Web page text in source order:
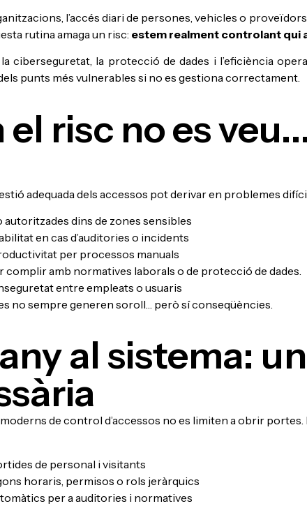
l’accés diari de persones, vehicles o
rutina amaga un risc: estem realment controlant qui
ciberseguretat, la protecció de dades i l’eficiència
punts més vulnerables si no es gestiona correctament.
risc no es
adequada dels accessos pot derivar en problemes
autoritzades dins de zones sensibles
en cas d’auditories o incidents
per processos manuals
complir amb normatives laborals o de protecció de dades.
entre empleats o usuaris
no sempre generen soroll… però sí conseqüències.
al sistema:
de control d’accessos no es limiten a obrir
de personal i visitants
horaris, permisos o rols jeràrquics
per a auditories i normatives